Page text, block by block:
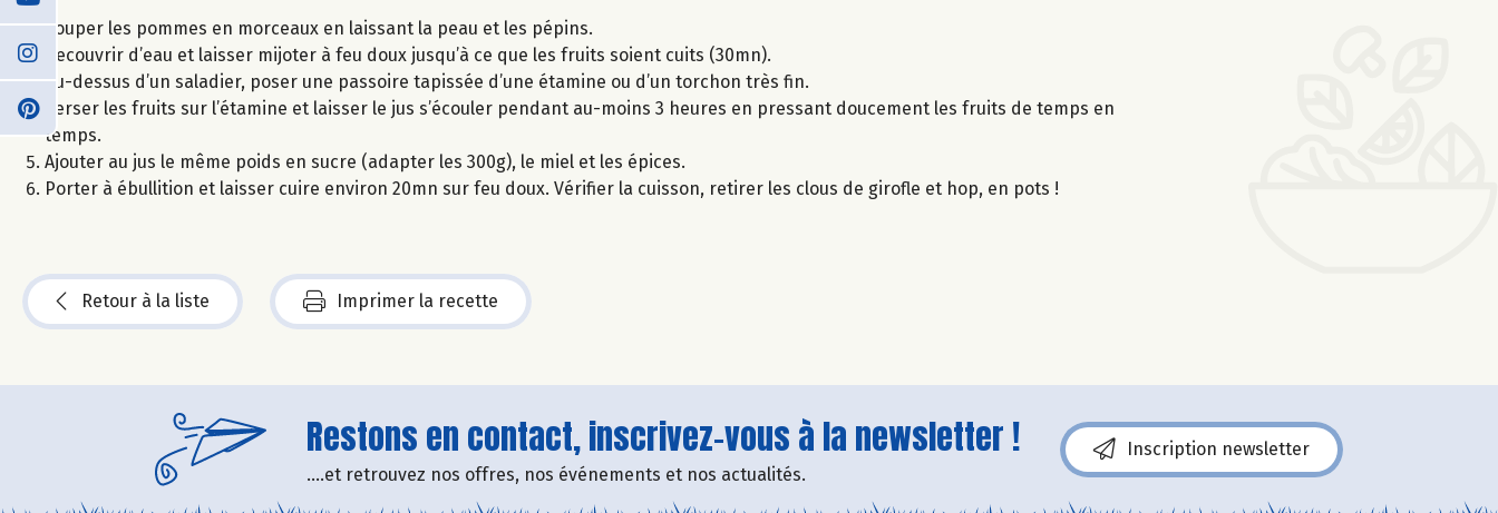
Couper les pommes en morceaux en laissant la peau et les pépins.
Recouvrir d’eau et laisser mijoter à feu doux jusqu’à ce que les fruits soient cuits (30mn).
Au-dessus d’un saladier, poser une passoire tapissée d’une étamine ou d’un torchon très fin.
Verser les fruits sur l’étamine et laisser le jus s’écouler pendant au-moins 3 heures en pressant doucement les fruits de temps en
temps.
Ajouter au jus le même poids en sucre (adapter les 300g), le miel et les épices.
Porter à ébullition et laisser cuire environ 20mn sur feu doux. Vérifier la cuisson, retirer les clous de girofle et hop, en pots !
Retour à la liste Imprimer la recette
Restons en contact, inscrivez-vous à la newsletter !
....et retrouvez nos offres, nos événements et nos actualités.
Inscription newsletter